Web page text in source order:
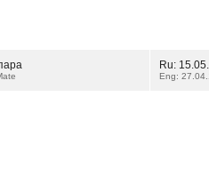
Ru:
Eng: